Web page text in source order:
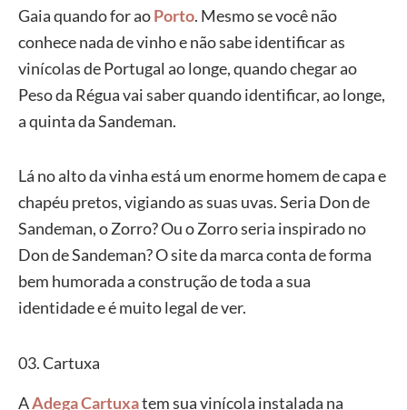
Gaia quando for aoPorto. Mesmo se você não
conhece nada de vinho e não sabe identificar as
vinícolas de Portugal ao longe, quando chegar ao
Peso da Régua vai saber quando identificar, ao longe,
a quinta da Sandeman.
Lá no alto da vinha está um enorme homem de capa e
chapéu pretos, vigiando as suas uvas. Seria Don de
Sandeman, o Zorro? Ou o Zorro seria inspirado no
Don de Sandeman? O site da marca conta de forma
bem humorada a construção de toda a sua
identidade e é muito legal de ver.
03. Cartuxa
AAdega Cartuxatem sua vinícola instalada na